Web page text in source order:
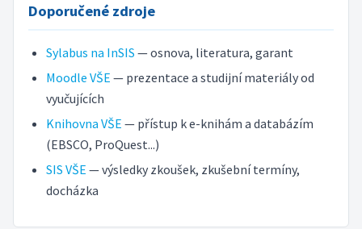
Doporučené zdroje
Sylabus na InSIS — osnova, literatura, garant
Moodle VŠE — prezentace a studijní materiály od
vyučujících
Knihovna VŠE — přístup k e-knihám a databázím
(EBSCO, ProQuest...)
SIS VŠE — výsledky zkoušek, zkušební termíny,
docházka